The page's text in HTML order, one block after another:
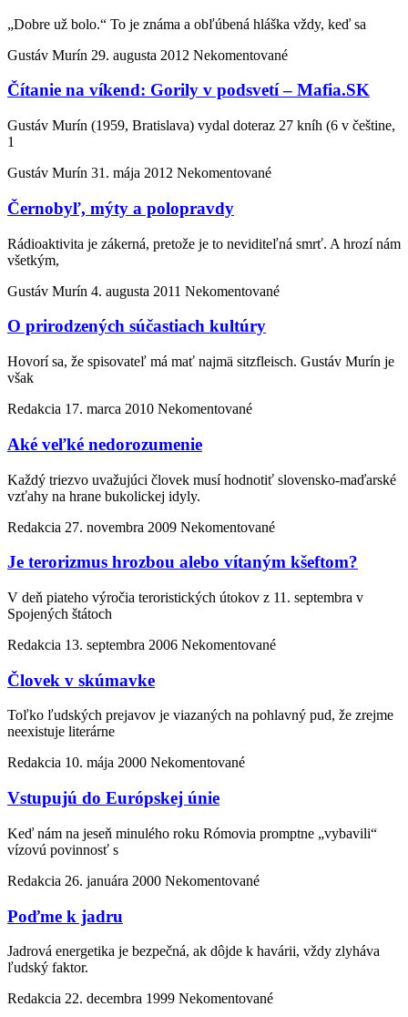
„Dobre už bolo.“ To je známa a obľúbená hláška vždy, keď sa
Gustáv Murín 29. augusta 2012 Nekomentované
Čítanie na víkend: Gorily v podsvetí – Mafia.SK
Gustáv Murín (1959, Bratislava) vydal doteraz 27 kníh (6 v češtine,
1
Gustáv Murín 31. mája 2012 Nekomentované
Černobyľ, mýty a polopravdy
Rádioaktivita je zákerná, pretože je to neviditeľná smrť. A hrozí nám
všetkým,
Gustáv Murín 4. augusta 2011 Nekomentované
O prirodzených súčastiach kultúry
Hovorí sa, že spisovateľ má mať najmä sitzfleisch. Gustáv Murín je
však
Redakcia 17. marca 2010 Nekomentované
Aké veľké nedorozumenie
Každý triezvo uvažujúci človek musí hodnotiť slovensko-maďarské
vzťahy na hrane bukolickej idyly.
Redakcia 27. novembra 2009 Nekomentované
Je terorizmus hrozbou alebo vítaným kšeftom?
V deň piateho výročia teroristických útokov z 11. septembra v
Spojených štátoch
Redakcia 13. septembra 2006 Nekomentované
Človek v skúmavke
Toľko ľudských prejavov je viazaných na pohlavný pud, že zrejme
neexistuje literárne
Redakcia 10. mája 2000 Nekomentované
Vstupujú do Európskej únie
Keď nám na jeseň minulého roku Rómovia promptne „vybavili“
vízovú povinnosť s
Redakcia 26. januára 2000 Nekomentované
Poďme k jadru
Jadrová energetika je bezpečná, ak dôjde k havárii, vždy zlyháva
ľudský faktor.
Redakcia 22. decembra 1999 Nekomentované